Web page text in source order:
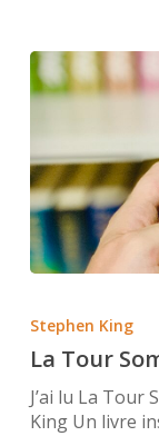
Sombre
tome
Le
Pistolero
Stephen King
La Tour
J’ai lu La Tour
King Un livre